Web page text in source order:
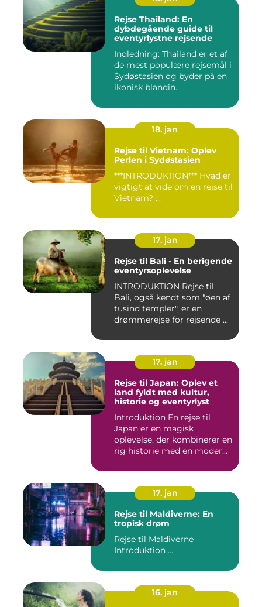
Rejse Thailand: En
dybdegående guide til
eventyrlystne rejsende
Indledning: Thailand er et af
de mest populære rejsemål i
Sydøstasien og byder på en
ikonisk blandin...
18. jan
Rejse til Vietnam: Oplev
Perlen i Sydøstasien
***INTRODUKTION*** Hvad er
vigtigt at vide om en rejse til
Vietnam? ...
17. jan
Rejse til Bali - En berigende
eventyrsoplevelse
INTRODUKTION Rejse til
Bali, også kendt som "øen af
tusind templer", er en
drømmerejse for rejsende ...
17. jan
Rejse til Japan: Oplev et
land fyldt med kultur,
historie og eventyrlyst
Introduktion En rejse til
Japan er en magisk
oplevelse, der kombinerer en
rig historie med en moder...
17. jan
Rejse til Maldiverne: En
tropisk drøm
Rejse til Maldiverne
Introduktion ...
16. jan